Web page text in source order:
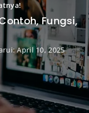
Fungsi,
April 10, 2025